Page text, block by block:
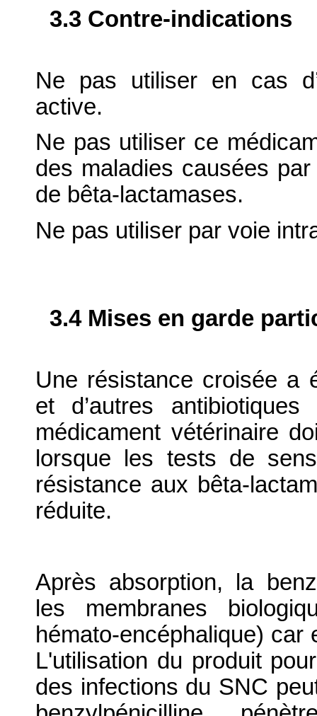
3.3 Contre-indications
Ne pas utiliser en cas
active.
Ne pas utiliser ce
des maladies causées
de bêta-lactamases.
Ne pas utiliser par voie
3.4 Mises en garde
Une résistance croisée a
et d’autres antibiotiques
médicament vétérinaire
lorsque les tests de
résistance aux bêta-
réduite.
Après absorption, la
les membranes
hémato-encéphalique)
L'utilisation du produit
des infections du SNC